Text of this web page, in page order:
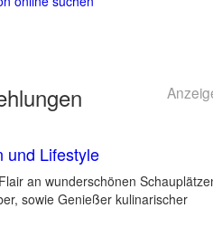
und Lifestyle
an wunderschönen
sowie Genießer kulinarischer